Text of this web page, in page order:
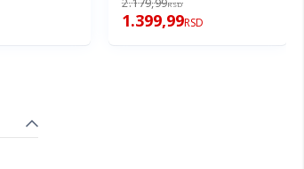
RSD
1.399,99RSD